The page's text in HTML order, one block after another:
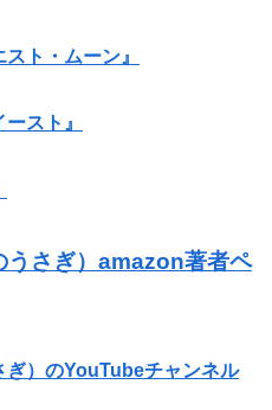
ト・ムーン』
スト』
うさぎ）amazon著者ペ
ぎ）のYouTubeチャンネル